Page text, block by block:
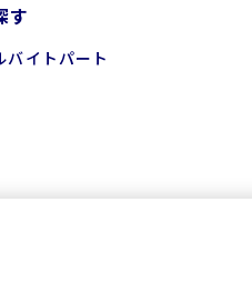
す
バイト パート